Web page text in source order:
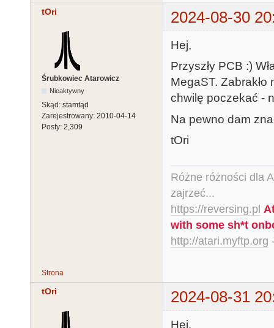
tOri 2024-08-30
Śrubkowiec Atarowicz
Nieaktywny
Skąd: stamtąd
Zarejestrowany: 2010-04-14
Posty: 2,309
Hej,
Przyszły PCB :)
MegaST.
chwilę poczekać -
Na pewno dam
tOri
Różne różności dla
zajrzeć...
https://reversing.pl
with some sh*t
http://atari.myftp.org
Strona
tOri 2024-08-31
Hej,